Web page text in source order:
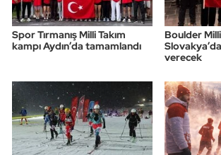
Spor Tırmanış Milli Takım
kampı Aydın’da tamamlandı
Boulder Milli
verecek